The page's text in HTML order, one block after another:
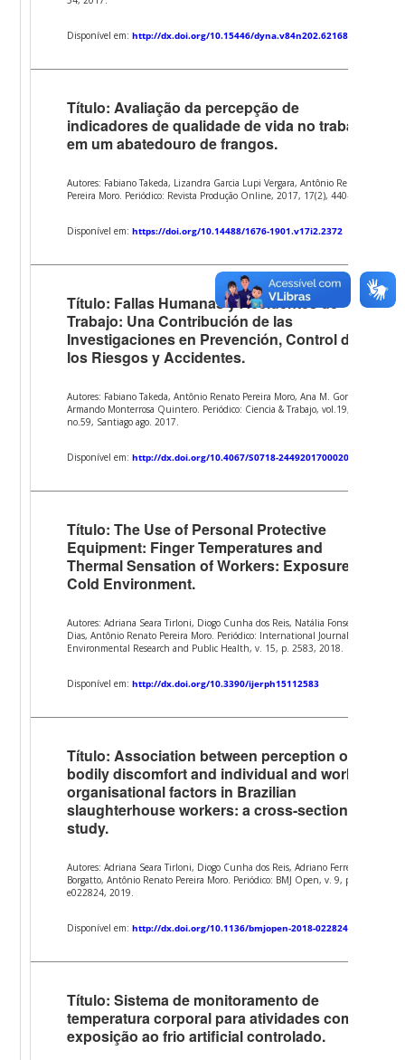
Disponível em:http://dx.doi.org/10.15446/dyna.v84n202.62168
Título: Avaliação da percepção de
indicadores de qualidade de vida no trabalho
em um abatedouro de frangos.
Autores: Fabiano Takeda, Lizandra Garcia Lupi Vergara, Antônio Renato
Pereira Moro. Periódico: Revista Produção Online, 2017, 17(2), 440–462.
Disponível em:https://doi.org/10.14488/1676-1901.v17i2.2372
Título: Fallas Humanas y Accidentes de
Trabajo: Una Contribución de las
Investigaciones en Prevención, Control de
los Riesgos y Accidentes.
Autores: Fabiano Takeda, Antônio Renato Pereira Moro, Ana M. Gonzales,
Armando Monterrosa Quintero. Periódico: Ciencia & Trabajo, vol.19,
no.59, Santiago ago. 2017.
Disponível em:http://dx.doi.org/10.4067/S0718-24492017000200120
Título: The Use of Personal Protective
Equipment: Finger Temperatures and
Thermal Sensation of Workers: Exposure to
Cold Environment.
Autores: Adriana Seara Tirloni, Diogo Cunha dos Reis, Natália Fonseca
Dias, Antônio Renato Pereira Moro. Periódico: International Journal of
Environmental Research and Public Health, v. 15, p. 2583, 2018.
Disponível em:http://dx.doi.org/10.3390/ijerph15112583
Título: Association between perception of
bodily discomfort and individual and work
organisational factors in Brazilian
slaughterhouse workers: a cross-sectional
study.
Autores: Adriana Seara Tirloni, Diogo Cunha dos Reis, Adriano Ferreti
Borgatto, Antônio Renato Pereira Moro. Periódico: BMJ Open, v. 9, p.
e022824, 2019.
Disponível em:http://dx.doi.org/10.1136/bmjopen-2018-022824
Título: Sistema de monitoramento de
temperatura corporal para atividades com
exposição ao frio artificial controlado.